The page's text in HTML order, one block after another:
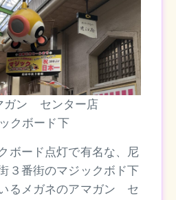
ガン センター店
クボード下
ボード点灯で有名な、尼
３番街のマジックボド下
るメガネのアマガン セ